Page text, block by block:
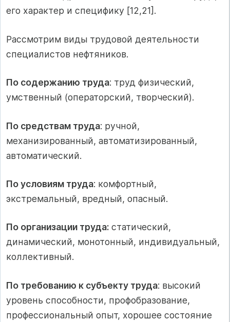
его характер и специфику [12,21].
Рассмотрим виды трудовой деятельности
специалистов нефтяников.
По содержанию труда: труд физический,
умственный (операторский, творческий).
По средствам труда: ручной,
механизированный, автоматизированный,
автоматический.
По условиям труда: комфортный,
экстремальный, вредный, опасный.
По организации труда: статический,
динамический, монотонный, индивидуальный,
коллективный.
По требованию к субъекту труда: высокий
уровень способности, профобразование,
профессиональный опыт, хорошее состояние